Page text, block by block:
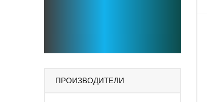
ПРОИЗВОДИТЕЛИ